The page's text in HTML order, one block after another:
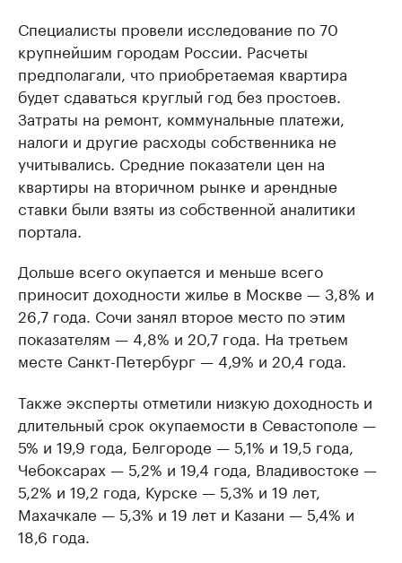
Специалисты провели исследование по 70
крупнейшим городам России. Расчеты
предполагали, что приобретаемая квартира
будет сдаваться круглый год без простоев.
Затраты на ремонт, коммунальные платежи,
налоги и другие расходы собственника не
учитывались. Средние показатели цен на
квартиры на вторичном рынке и арендные
ставки были взяты из собственной аналитики
портала.
Дольше всего окупается и меньше всего
приносит доходности жилье в Москве — 3,8% и
26,7 года. Сочи занял второе место по этим
показателям — 4,8% и 20,7 года. На третьем
месте Санкт-Петербург — 4,9% и 20,4 года.
Также эксперты отметили низкую доходность и
длительный срок окупаемости в Севастополе —
5% и 19,9 года, Белгороде — 5,1% и 19,5 года,
Чебоксарах — 5,2% и 19,4 года, Владивостоке —
5,2% и 19,2 года, Курске — 5,3% и 19 лет,
Махачкале — 5,3% и 19 лет и Казани — 5,4% и
18,6 года.